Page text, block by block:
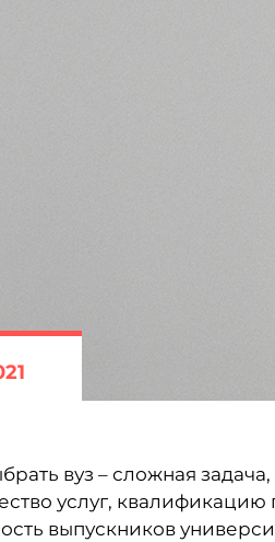
вуз – сложная
услуг,
выпускников